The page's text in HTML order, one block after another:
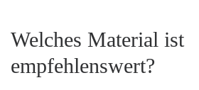
Welches Material ist
empfehlenswert?